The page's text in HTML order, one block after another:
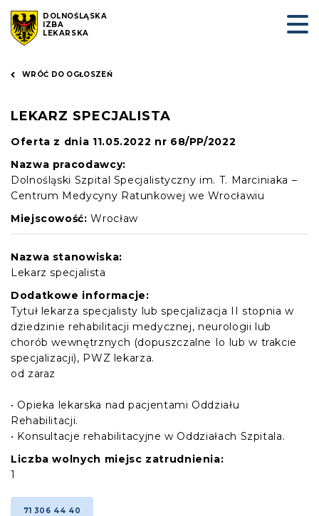
DOLNOŚLĄSKA
IZBA
LEKARSKA
WRÓĆ DO OGŁOSZEŃ
LEKARZ SPECJALISTA
Oferta z dnia 11.05.2022 nr 68/PP/2022
Nazwa pracodawcy:
Dolnośląski Szpital Specjalistyczny im. T. Marciniaka –
Centrum Medycyny Ratunkowej we Wrocławiu
Miejscowość: Wrocław
Nazwa stanowiska:
Lekarz specjalista
Dodatkowe informacje:
Tytuł lekarza specjalisty lub specjalizacja II stopnia w
dziedzinie rehabilitacji medycznej, neurologii lub
chorób wewnętrznych (dopuszczalne Io lub w trakcie
specjalizacji), PWZ lekarza.
od zaraz
• Opieka lekarska nad pacjentami Oddziału
Rehabilitacji.
• Konsultacje rehabilitacyjne w Oddziałach Szpitala.
Liczba wolnych miejsc zatrudnienia:
1
71 306 44 40